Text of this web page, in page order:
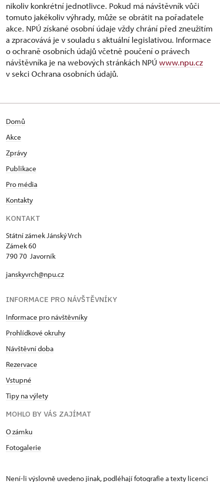
nikoliv konkrétní jednotlivce. Pokud má návštěvník vůči
tomuto jakékoliv výhrady, může se obrátit na pořadatele
akce. NPÚ získané osobní údaje vždy chrání před zneužitím
a zpracovává je v souladu s aktuální legislativou. Informace
o ochraně osobních údajů včetně poučení o právech
návštěvníka je na webových stránkách NPÚ www.npu.cz
v sekci Ochrana osobních údajů.
Domů
Akce
Zprávy
Publikace
Pro média
Kontakty
KONTAKT
Státní zámek Jánský Vrch
Zámek 60
790 70 Javorník
janskyvrch@npu.cz
INFORMACE PRO NÁVŠTĚVNÍKY
Informace pro návštěvníky
Prohlídkové okruhy
Návštěvní doba
Rezervace
Vstupné
Tipy na výlety
MOHLO BY VÁS ZAJÍMAT
O zámku
Fotogalerie
Není-li výslovně uvedeno jinak, podléhají fotografie a texty licenci